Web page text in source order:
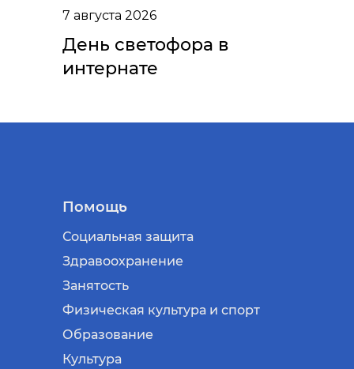
7 августа 2026
День светофора в
интернате
Помощь
Социальная защита
Здравоохранение
Занятость
Физическая культура и спорт
Образование
Культура